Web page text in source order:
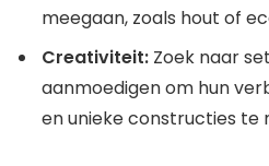
meegaan, zoals hout of
Creativiteit: Zoek naar
aanmoedigen om hun
en unieke constructies te